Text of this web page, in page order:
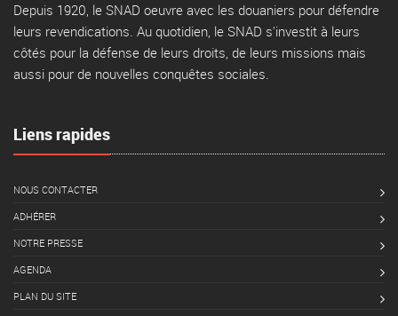
Depuis 1920, le SNAD oeuvre avec les douaniers pour défendre
leurs revendications. Au quotidien, le SNAD s'investit à leurs
côtés pour la défense de leurs droits, de leurs missions mais
aussi pour de nouvelles conquêtes sociales.
Liens rapides
NOUS CONTACTER
ADHÉRER
NOTRE PRESSE
AGENDA
PLAN DU SITE